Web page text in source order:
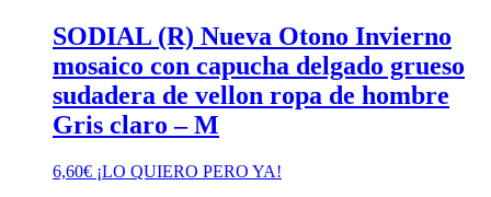
SODIAL (R) Nueva Otono Invierno
mosaico con capucha delgado grueso
sudadera de vellon ropa de hombre
Gris claro – M
6,60€ ¡LO QUIERO PERO YA!